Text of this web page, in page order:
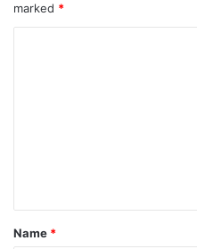
marked *
*
Name *